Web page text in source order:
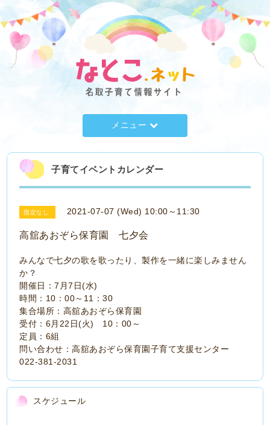
メニュー
子育てイベントカレンダー
指定なし 2021-07-07 (Wed) 10:00～11:30
高舘あおぞら保育園 七夕会
みんなで七夕の歌を歌ったり、製作を一緒に楽しみません
か？
開催日：7月7日(水)
時間：10：00～11：30
集合場所：高舘あおぞら保育園
受付：6月22日(火) 10：00～
定員：6組
問い合わせ：高舘あおぞら保育園子育て支援センター
022-381-2031
スケジュール